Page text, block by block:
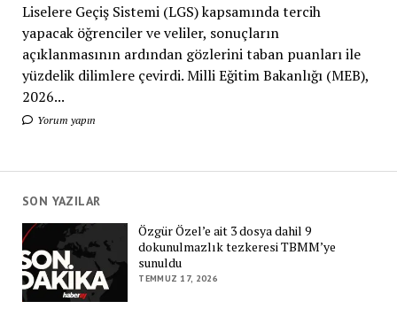
Liselere Geçiş Sistemi (LGS) kapsamında tercih
yapacak öğrenciler ve veliler, sonuçların
açıklanmasının ardından gözlerini taban puanları ile
yüzdelik dilimlere çevirdi. Milli Eğitim Bakanlığı (MEB),
2026...
Yorum yapın
SON YAZILAR
Özgür Özel’e ait 3 dosya dahil 9
dokunulmazlık tezkeresi TBMM’ye
sunuldu
TEMMUZ 17, 2026